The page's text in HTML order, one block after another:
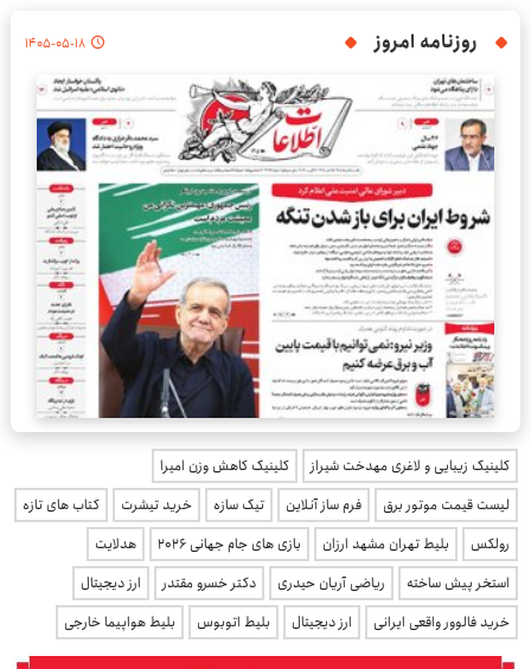
روزنامه امروز ۱۴۰۵-۰۵-۱۸
کلینیک زیبایی و لاغری مهدخت شیراز
کلینیک کاهش وزن امیرا
لیست قیمت موتور برق
فرم ساز آنلاین تیک سازه خرید تیشرت
کتاب های تازه
رولکس
بلیط تهران مشهد ارزان بازی های جام جهانی 2026
هدلایت
استخر پیش ساخته
ریاضی آریان حیدری دکتر خسرو مقتدر
ارز دیجیتال
خرید فالوور واقعی ایرانی
ارز دیجیتال بلیط اتوبوس بلیط هواپیما خارجی